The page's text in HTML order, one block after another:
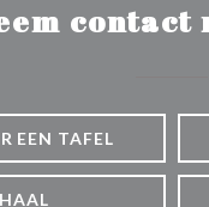
contact
EEN TAFEL